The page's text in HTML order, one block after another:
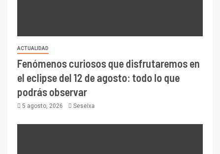
ACTUALIDAD
Fenómenos curiosos que disfrutaremos en
el eclipse del 12 de agosto: todo lo que
podrás observar
5 agosto, 2026 Seseixa